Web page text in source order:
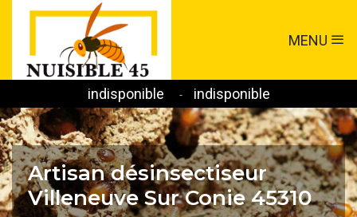
MENU
indisponible - indisponible
Artisan désinsectiseur
Villeneuve Sur Conie 45310